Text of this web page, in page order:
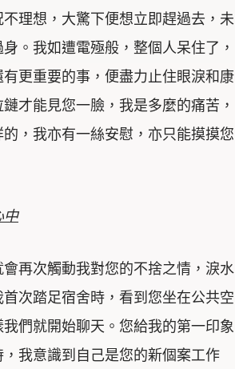
理想，大驚下便想立即趕過去，未
。我如遭電殛般，整個人呆住了，
更重要的事，便盡力止住眼淚和康
才能見您一臉，我是多麼的痛苦，
，我亦有一絲安慰，亦只能摸摸您
中
再次觸動我對您的不捨之情，淚水
次踏足宿舍時，看到您坐在公共空
們就開始聊天。您給我的第一印象
我意識到自己是您的新個案工作